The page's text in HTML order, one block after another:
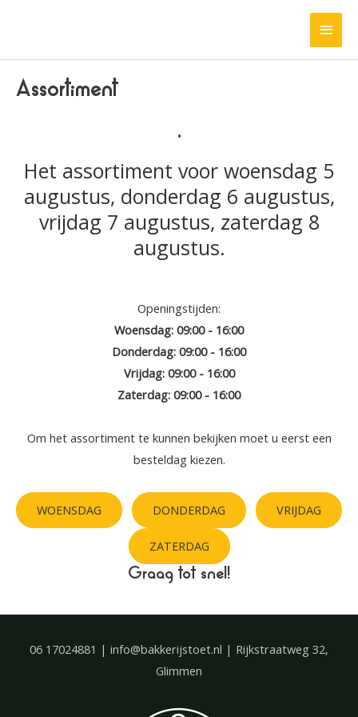
inhoud
Assortiment
.
Het assortiment voor woensdag 5
augustus, donderdag 6 augustus,
vrijdag 7 augustus, zaterdag 8
augustus.
Openingstijden:
Woensdag: 09:00 - 16:00
Donderdag: 09:00 - 16:00
Vrijdag: 09:00 - 16:00
Zaterdag: 09:00 - 16:00
Om het assortiment te kunnen bekijken moet u eerst een
besteldag kiezen.
WOENSDAG DONDERDAG VRIJDAG
ZATERDAG
Graag tot snel!
06 17024881 | info@bakkerijstoet.nl | Rijkstraatweg 32,
Glimmen